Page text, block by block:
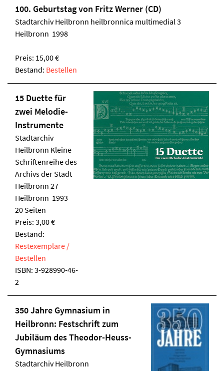
100. Geburtstag von Fritz Werner (CD)
Stadtarchiv Heilbronn heilbronnica multimedial 3
Heilbronn 1998
Preis: 15,00 €
Bestand: Bestellen
15 Duette für
zwei Melodie-
Instrumente
Stadtarchiv
Heilbronn Kleine
Schriftenreihe des
Archivs der Stadt
Heilbronn 27
Heilbronn 1993
20 Seiten
Preis: 3,00 €
Bestand:
Restexemplare /
Bestellen
ISBN: 3-928990-46-
2
350 Jahre Gymnasium in
Heilbronn: Festschrift zum
Jubiläum des Theodor-Heuss-
Gymnasiums
Stadtarchiv Heilbronn